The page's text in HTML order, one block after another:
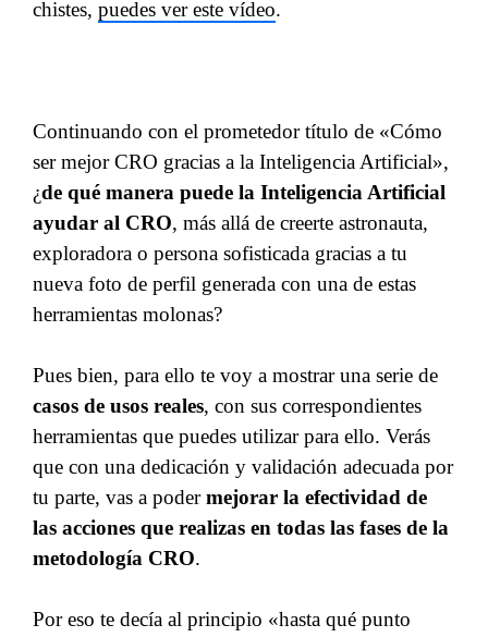
chistes, puedes ver este vídeo.
Continuando con el prometedor título de «Cómo
ser mejor CRO gracias a la Inteligencia Artificial»,
¿de qué manera puede la Inteligencia Artificial
ayudar al CRO, más allá de creerte astronauta,
exploradora o persona sofisticada gracias a tu
nueva foto de perfil generada con una de estas
herramientas molonas?
Pues bien, para ello te voy a mostrar una serie de
casos de usos reales, con sus correspondientes
herramientas que puedes utilizar para ello. Verás
que con una dedicación y validación adecuada por
tu parte, vas a podermejorar la efectividad de
las acciones que realizas en todas las fases de la
metodología CRO.
Por eso te decía al principio «hasta qué punto